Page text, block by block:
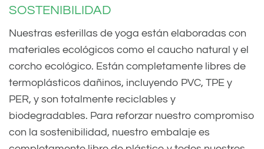
SOSTENIBILIDAD
Nuestras esterillas de yoga están elaboradas con
materiales ecológicos como el caucho natural y el
corcho ecológico. Están completamente libres de
termoplásticos dañinos, incluyendo PVC, TPE y
PER, y son totalmente reciclables y
biodegradables. Para reforzar nuestro compromiso
con la sostenibilidad, nuestro embalaje es